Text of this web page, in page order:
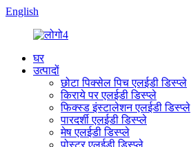
English
घर
उत्पादों
छोटा पिक्सेल पिच एलईडी डिस्प्ले
किराये पर एलईडी डिस्प्ले
फिक्स्ड इंस्टालेशन एलईडी डिस्प्ले
पारदर्शी एलईडी डिस्प्ले
मेष एलईडी डिस्प्ले
पोस्टर एलईडी डिस्प्ले